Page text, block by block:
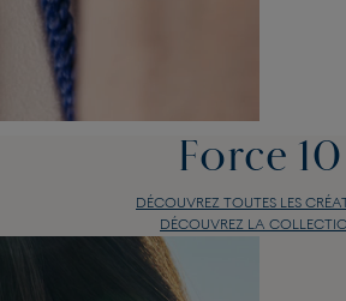
Force 10
DÉCOUVREZ TOUTES LES
DÉCOUVREZ LA